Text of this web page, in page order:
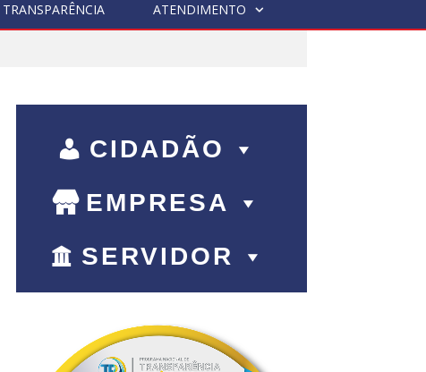
TRANSPARÊNCIA ATENDIMENTO
CIDADÃO
EMPRESA
SERVIDOR